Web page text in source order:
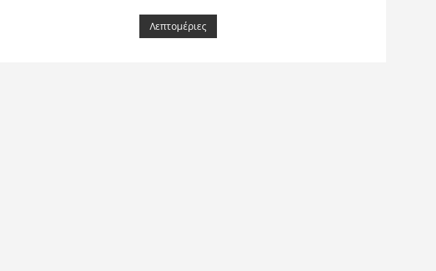
Λεπτομέριες